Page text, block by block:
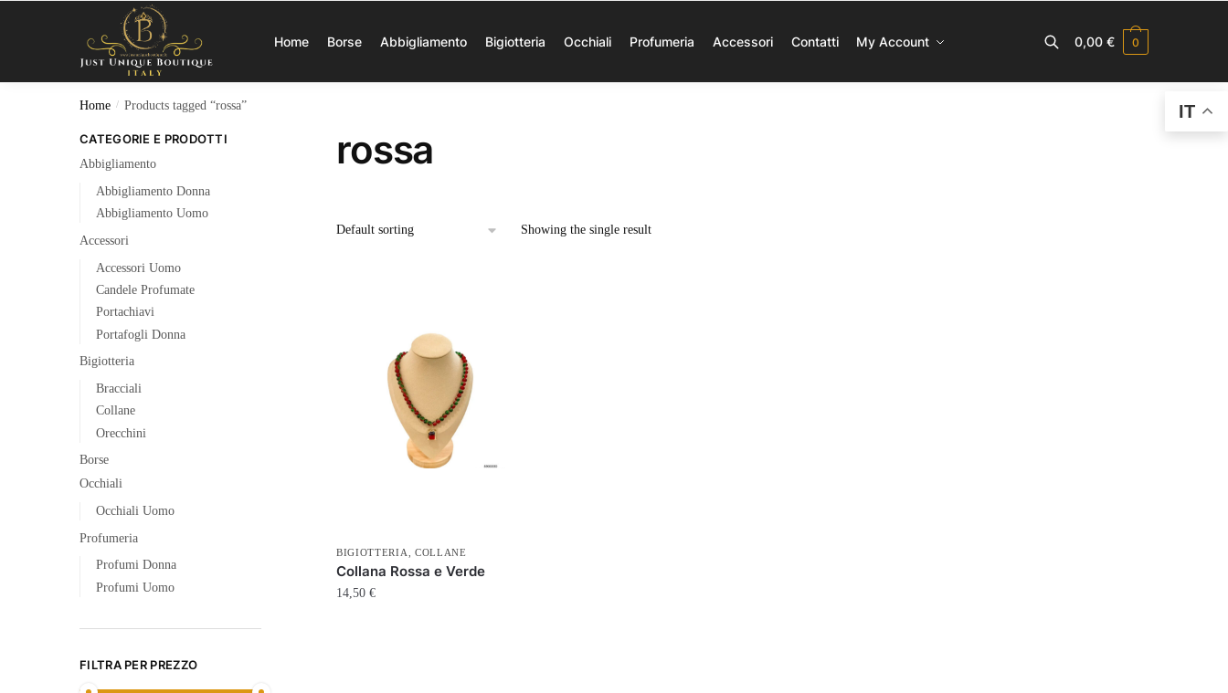
Home Borse Abbigliamento Bigiotteria Occhiali Profumeria Accessori Contatti My Account 0,00 € 0
Home / Products tagged “rossa”
rossa
Showing the single result
BIGIOTTERIA COLLANE
Collana Rossa e Verde
14,50 €
CATEGORIE E PRODOTTI
Abbigliamento
Abbigliamento Donna
Abbigliamento Uomo
Accessori
Accessori Uomo
Candele Profumate
Portachiavi
Portafogli Donna
Bigiotteria
Bracciali
Collane
Orecchini
Borse
Occhiali
Occhiali Uomo
Profumeria
Profumi Donna
Profumi Uomo
FILTRA PER PREZZO
IT